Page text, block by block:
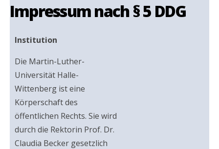
Impressum nach § 5 DDG
Institution
Die Martin-Luther-
Universität Halle-
Wittenberg ist eine
Körperschaft des
öffentlichen Rechts. Sie wird
durch die Rektorin Prof. Dr.
Claudia Becker gesetzlich